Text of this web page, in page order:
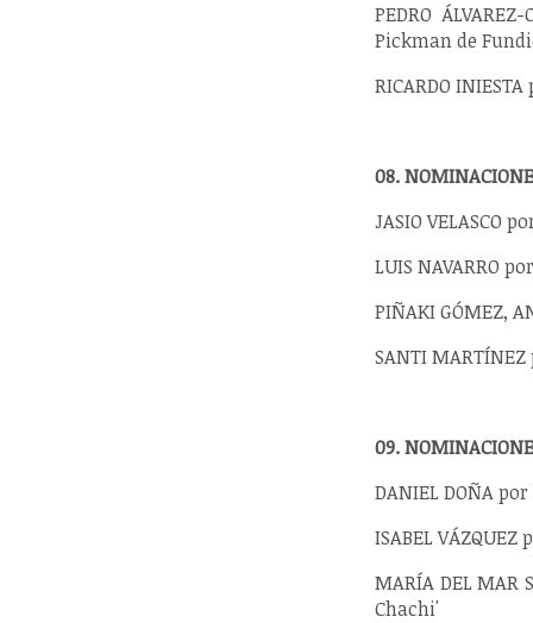
PEDRO
Pickman de
RICARDO
08.
JASIO VELASCO
LUIS NAVARRO
PIÑAKI GÓMEZ,
SANTI
09.
DANIEL DOÑA
ISABEL
MARÍA DEL
Chachi'